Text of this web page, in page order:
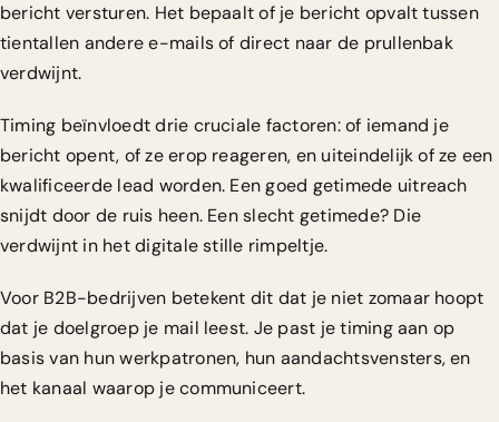
bericht versturen. Het bepaalt of je bericht opvalt tussen
tientallen andere e-mails of direct naar de prullenbak
verdwijnt.
Timing beïnvloedt drie cruciale factoren: of iemand je
bericht opent, of ze erop reageren, en uiteindelijk of ze een
kwalificeerde lead worden. Een goed getimede uitreach
snijdt door de ruis heen. Een slecht getimede? Die
verdwijnt in het digitale stille rimpeltje.
Voor B2B-bedrijven betekent dit dat je niet zomaar hoopt
dat je doelgroep je mail leest. Je past je timing aan op
basis van hun werkpatronen, hun aandachtsvensters, en
het kanaal waarop je communiceert.